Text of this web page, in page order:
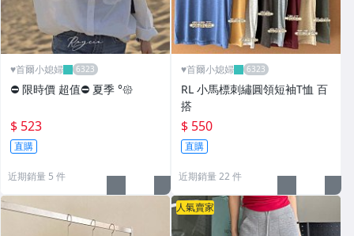
♥️首爾小媳婦
⛔️ 限時價 超值⛔️ 夏季 °𑁍
$ 523
直購
近期銷量 5 件
♥️首爾小媳婦
RL 小馬標刺繡圓領短袖T恤 百
搭
$ 550
直購
近期銷量 22 件
人氣賣家